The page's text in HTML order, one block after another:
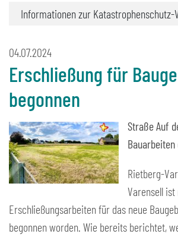
Informationen zur Katastrophenschutz-
04.07.2024
Erschließung für
begonnen
Straße Auf
Rietberg-
Varensell
Erschließungsarbeiten für das neue
begonnen worden. Wie bereits berichtet,